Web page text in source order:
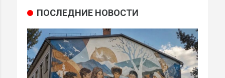
ПОСЛЕДНИЕ НОВОСТИ